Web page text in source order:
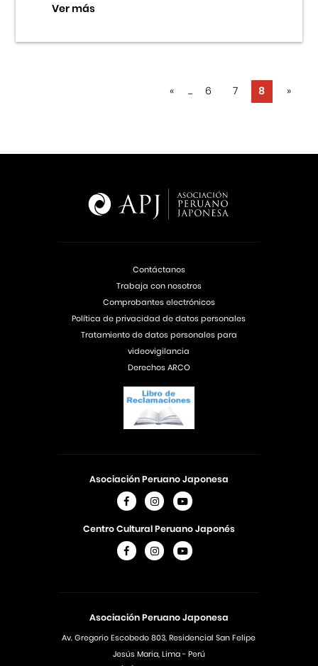
Ver más
« ... 6 7 8 »
Asociación Peruano Japonesa
Av. Gregorio Escobedo 803, Residencial San Felipe
Jesús Maria, Lima - Perú
Asociación Peruano Japonesa
Centro Cultural Peruano Japonés
Contáctanos
Trabaja con nosotros
Comprobantes electrónicos
Política de privacidad de datos personales
Tratamiento de datos personales para
videovigilancia
Derechos ARCO